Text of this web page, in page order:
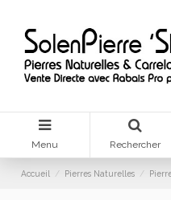
Menu Rechercher
Accueil Pierres Naturelles